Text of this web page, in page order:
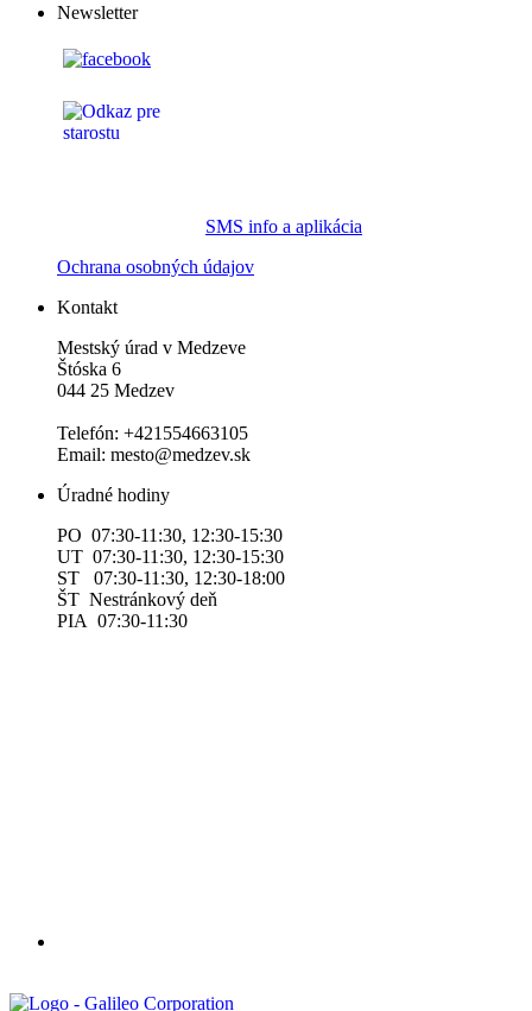
Newsletter
SMS info a aplikácia
Ochrana osobných údajov
Kontakt
Mestský úrad v Medzeve
Štóska 6
044 25 Medzev
Telefón: +421554663105
Email: mesto@medzev.sk
Úradné hodiny
PO 07:30-11:30, 12:30-15:30
UT 07:30-11:30, 12:30-15:30
ST 07:30-11:30, 12:30-18:00
ŠT Nestránkový deň
PIA 07:30-11:30